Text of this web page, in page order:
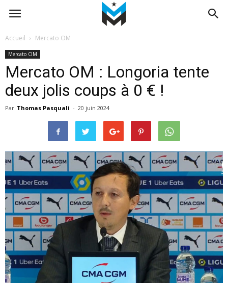
Accueil Mercato OM
Mercato OM
Mercato OM : Longoria tente
deux jolis coups à 0 € !
Par Thomas Pasquali - 20 juin 2024